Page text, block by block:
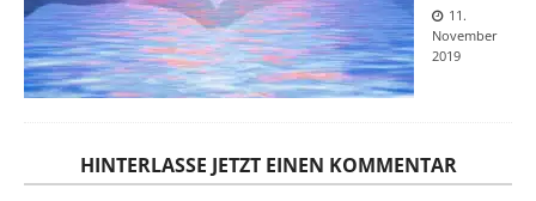
11.
November
2019
HINTERLASSE JETZT EINEN KOMMENTAR